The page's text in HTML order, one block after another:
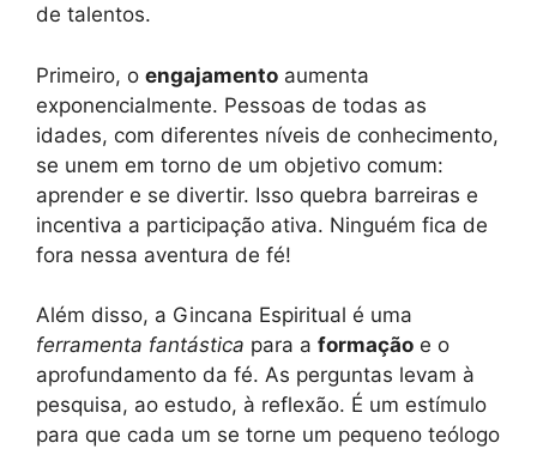
de talentos.
Primeiro, o engajamento aumenta
exponencialmente. Pessoas de todas as
idades, com diferentes níveis de conhecimento,
se unem em torno de um objetivo comum:
aprender e se divertir. Isso quebra barreiras e
incentiva a participação ativa. Ninguém fica de
fora nessa aventura de fé!
Além disso, a Gincana Espiritual é uma
ferramenta fantástica para a formação e o
aprofundamento da fé. As perguntas levam à
pesquisa, ao estudo, à reflexão. É um estímulo
para que cada um se torne um pequeno teólogo